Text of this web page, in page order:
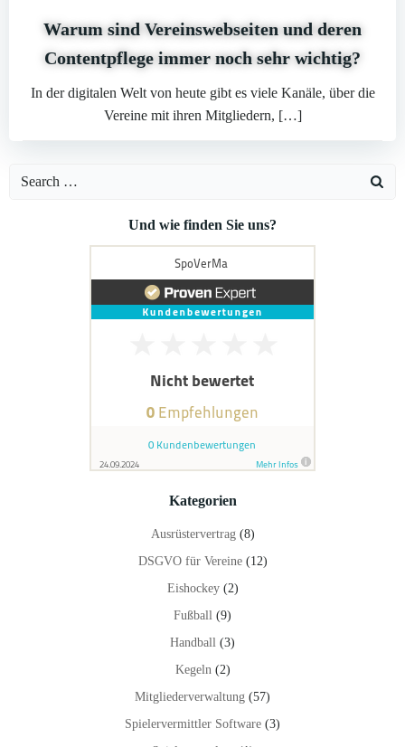
Warum sind Vereinswebseiten und deren
Contentpflege immer noch sehr wichtig?
In der digitalen Welt von heute gibt es viele Kanäle, über die
Vereine mit ihren Mitgliedern, […]
Search
Und wie finden Sie uns?
Kategorien
Ausrüstervertrag(8)
DSGVO für Vereine(12)
Eishockey(2)
Fußball (9)
Handball (3)
Kegeln(2)
Mitgliederverwaltung (57)
Spielervermittler Software (3)